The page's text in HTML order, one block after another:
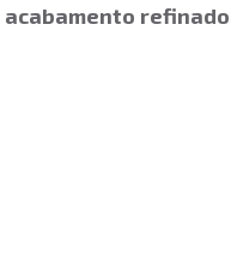
acabamento